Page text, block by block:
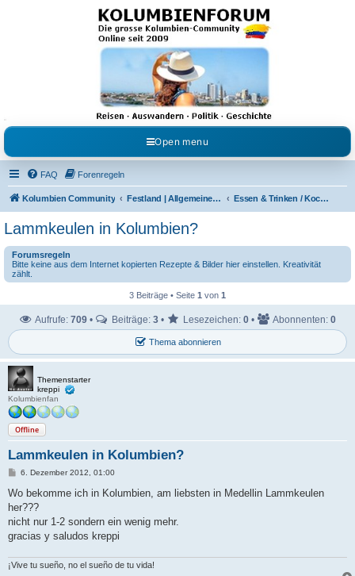
Kolumbienforum - Das
grosse Forum der
Freunde Kolumbiens
Reisen, Auswandern, Kultur, Politik, Geschichte und Visum in Kolumbien und Venezuela.
Austausch, Erfahrungen und Gemeinschaft im Kolumbienforum
Open menu
FAQ Forenregeln
Kolumbien Community Festland | Allgemeine Fragen Essen & Trinken / Koch- Back & Rezeptecke
Lammkeulen in Kolumbien?
Forumsregeln
Bitte keine aus dem Internet kopierten Rezepte & Bilder hier einstellen. Kreativität
zählt.
3 Beiträge • Seite 1 von 1
Thema abonnieren
Aufrufe: 709 • Beiträge: 3 • Lesezeichen: 0 • Abonnenten: 0
Themenstarter
kreppi
Kolumbienfan
Offline
Lammkeulen in Kolumbien?
B
i
r
a
6. Dezember 2012, 01:00
Wo bekomme ich in Kolumbien, am liebsten in Medellin Lammkeulen
her???
nicht nur 1-2 sondern ein wenig mehr.
gracias y saludos kreppi
¡Vive tu sueño, no el sueño de tu vida!